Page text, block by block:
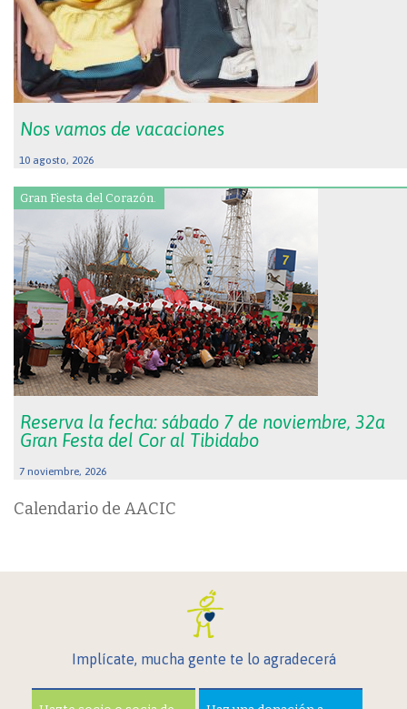
Nos vamos de vacaciones
10 agosto, 2026
Gran Fiesta del Corazón.
Reserva la fecha: sábado 7 de noviembre, 32a
Gran Festa del Cor al Tibidabo
7 noviembre, 2026
Calendario de AACIC
Implícate, mucha gente te lo agradecerá